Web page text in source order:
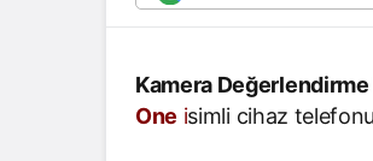
Kamera
One isimli cihaz